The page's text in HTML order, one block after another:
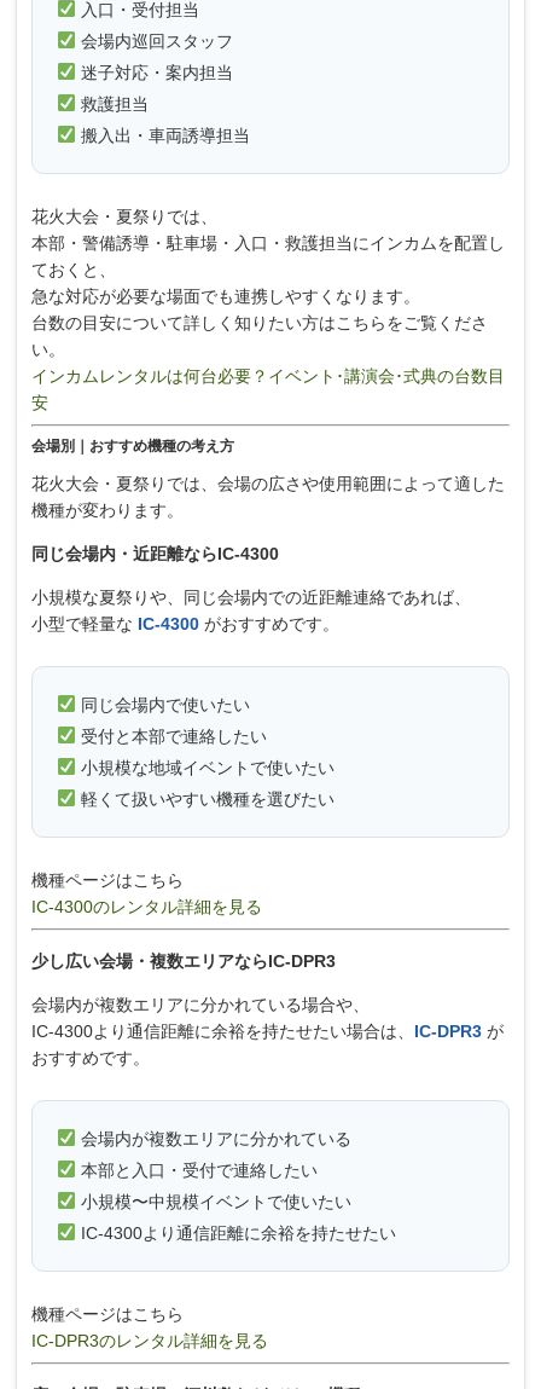
入口・受付担当
会場内巡回スタッフ
迷子対応・案内担当
救護担当
搬入出・車両誘導担当
花火大会・夏祭りでは、
本部・警備誘導・駐車場・入口・救護担当にインカムを配置し
ておくと、
急な対応が必要な場面でも連携しやすくなります。
台数の目安について詳しく知りたい方はこちらをご覧くださ
い。
インカムレンタルは何台必要？イベント･講演会･式典の台数目
安
会場別｜おすすめ機種の考え方
花火大会・夏祭りでは、会場の広さや使用範囲によって適した
機種が変わります。
同じ会場内・近距離ならIC-4300
小規模な夏祭りや、同じ会場内での近距離連絡であれば、
小型で軽量な IC-4300 がおすすめです。
同じ会場内で使いたい
受付と本部で連絡したい
小規模な地域イベントで使いたい
軽くて扱いやすい機種を選びたい
機種ページはこちら
IC-4300のレンタル詳細を見る
少し広い会場・複数エリアならIC-DPR3
会場内が複数エリアに分かれている場合や、
IC-4300より通信距離に余裕を持たせたい場合は、 IC-DPR3 が
おすすめです。
会場内が複数エリアに分かれている
本部と入口・受付で連絡したい
小規模〜中規模イベントで使いたい
IC-4300より通信距離に余裕を持たせたい
機種ページはこちら
IC-DPR3のレンタル詳細を見る